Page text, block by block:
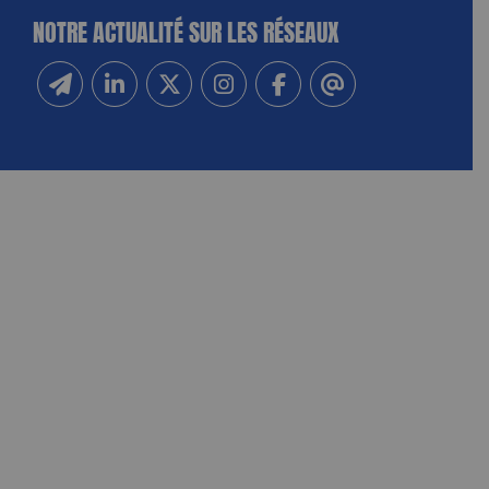
NOTRE ACTUALITÉ SUR LES RÉSEAUX